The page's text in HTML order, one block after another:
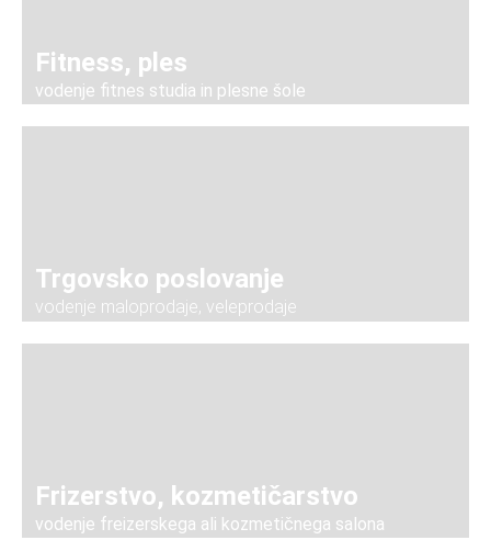
Fitness, ples
vodenje fitnes studia in plesne šole
Trgovsko poslovanje
vodenje maloprodaje, veleprodaje
Frizerstvo, kozmetičarstvo
vodenje freizerskega ali kozmetičnega salona